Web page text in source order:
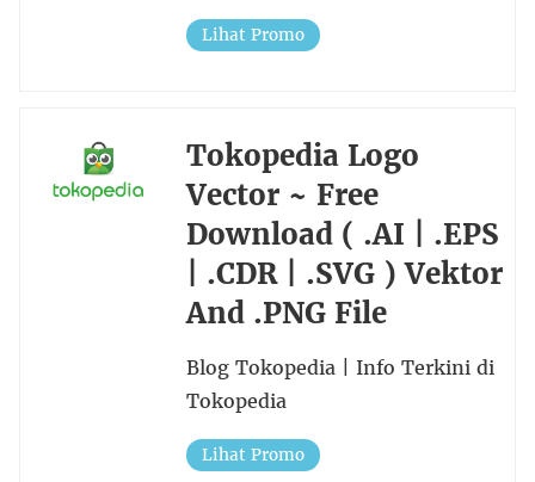
Lihat Promo
Tokopedia Logo
Vector ~ Free
Download ( .AI | .EPS
| .CDR | .SVG ) Vektor
And .PNG File
Blog Tokopedia | Info Terkini di
Tokopedia
Lihat Promo